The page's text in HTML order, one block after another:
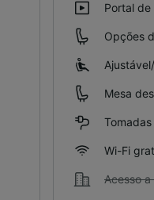
Portal
Opções
Mesa
Wi-Fi
Acesso a